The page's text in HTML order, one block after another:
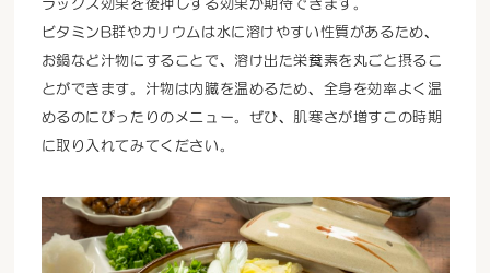
ラックス効果を後押しする効果が期待できます。
ビタミンB群やカリウムは水に溶けやすい性質があるため、
お鍋など汁物にすることで、溶け出た栄養素を丸ごと摂るこ
とができます。汁物は内臓を温めるため、全身を効率よく温
めるのにぴったりのメニュー。ぜひ、肌寒さが増すこの時期
に取り入れてみてください。